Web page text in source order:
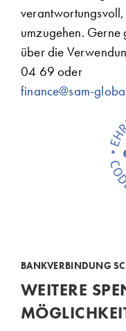
umzugehen.
über die
04 69 oder
finance@sam-
BANKVERBINDUNG
WEITERE